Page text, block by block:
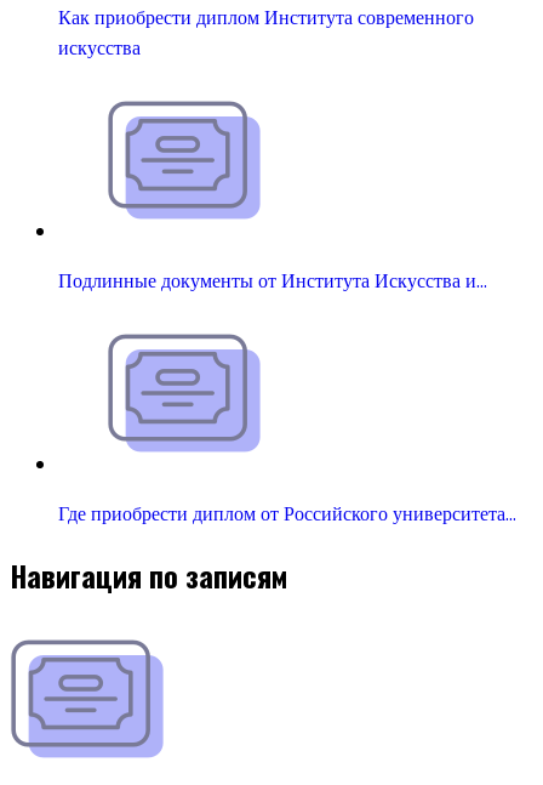
Как приобрести диплом Института современного
искусства
Подлинные документы от Института Искусства и…
Где приобрести диплом от Российского университета…
Навигация по записям